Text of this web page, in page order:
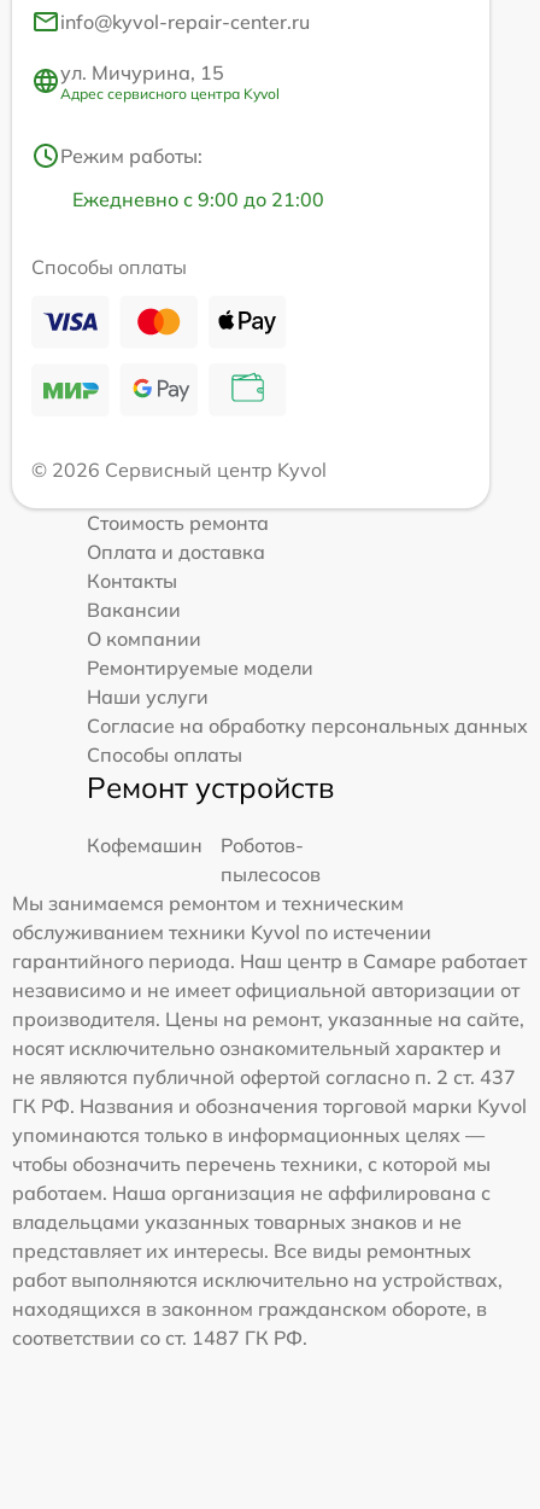
info@kyvol-repair-center.ru
ул. Мичурина, 15
Адрес сервисного центра Kyvol
Режим работы:
Ежедневно с 9:00 до 21:00
Способы оплаты
© 2026 Сервисный центр Kyvol
Стоимость ремонта
Оплата и доставка
Контакты
Вакансии
О компании
Ремонтируемые модели
Наши услуги
Согласие на обработку персональных данных
Способы оплаты
Ремонт устройств
Кофемашин
Роботов-
пылесосов
Мы занимаемся ремонтом и техническим
обслуживанием техники Kyvol по истечении
гарантийного периода. Наш центр в Самаре работает
независимо и не имеет официальной авторизации от
производителя. Цены на ремонт, указанные на сайте,
носят исключительно ознакомительный характер и
не являются публичной офертой согласно п. 2 ст. 437
ГК РФ. Названия и обозначения торговой марки Kyvol
упоминаются только в информационных целях —
чтобы обозначить перечень техники, с которой мы
работаем. Наша организация не аффилирована с
владельцами указанных товарных знаков и не
представляет их интересы. Все виды ремонтных
работ выполняются исключительно на устройствах,
находящихся в законном гражданском обороте, в
соответствии со ст. 1487 ГК РФ.